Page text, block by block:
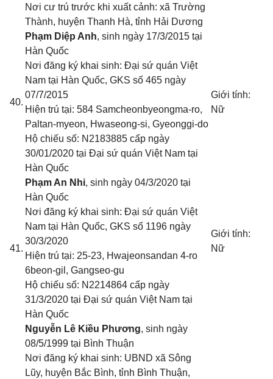
Nơi cư trú trước khi xuất cảnh: xã Trường
Thành, huyện Thanh Hà, tỉnh Hải Dương
40.
Phạm Diệp Anh, sinh ngày 17/3/2015 tại
Hàn Quốc
Nơi đăng ký khai sinh: Đại sứ quán Việt
Nam tại Hàn Quốc, GKS số 465 ngày
07/7/2015
Hiện trú tại: 584 Samcheonbyeongma-ro,
Paltan-myeon, Hwaseong-si, Gyeonggi-do
Hộ chiếu số: N2183885 cấp ngày
30/01/2020 tại Đại sứ quán Việt Nam tại
Hàn Quốc
Giới tính:
Nữ
41.
Phạm An Nhi, sinh ngày 04/3/2020 tại
Hàn Quốc
Nơi đăng ký khai sinh: Đại sứ quán Việt
Nam tại Hàn Quốc, GKS số 1196 ngày
30/3/2020
Hiện trú tại: 25-23, Hwajeonsandan 4-ro
6beon-gil, Gangseo-gu
Hộ chiếu số: N2214864 cấp ngày
31/3/2020 tại Đại sứ quán Việt Nam tại
Hàn Quốc
Giới tính:
Nữ
Nguyễn Lê Kiều Phương, sinh ngày
08/5/1999 tại Bình Thuận
Nơi đăng ký khai sinh: UBND xã Sông
Lũy, huyện Bắc Bình, tỉnh Bình Thuận,